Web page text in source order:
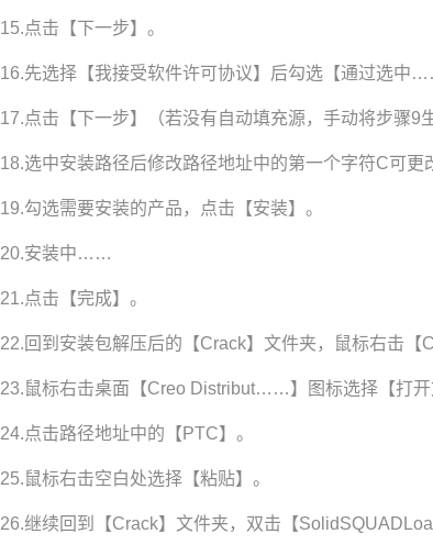
15.点击【下一步】。
16.先选择【我接受软件许可协议】后勾选【通过选中
17.点击【下一步】（若没有自动填充源，手动将步骤9
18.选中安装路径后修改路径地址中的第一个字符C可
19.勾选需要安装的产品，点击【安装】。
20.安装中……
21.点击【完成】。
22.回到安装包解压后的【Crack】文件夹，鼠标右击【
23.鼠标右击桌面【Creo Distribut……】图标选择【打开
24.点击路径地址中的【PTC】。
25.鼠标右击空白处选择【粘贴】。
26.继续回到【Crack】文件夹，双击【